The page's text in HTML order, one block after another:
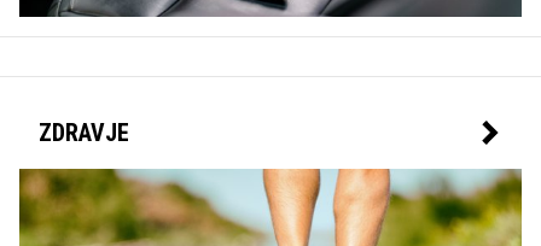
ZDRAVJE